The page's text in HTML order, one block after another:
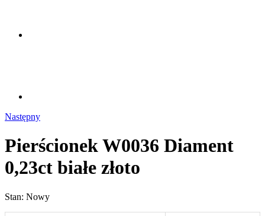
Następny
Pierścionek W0036 Diament
0,23ct białe złoto
Stan: Nowy